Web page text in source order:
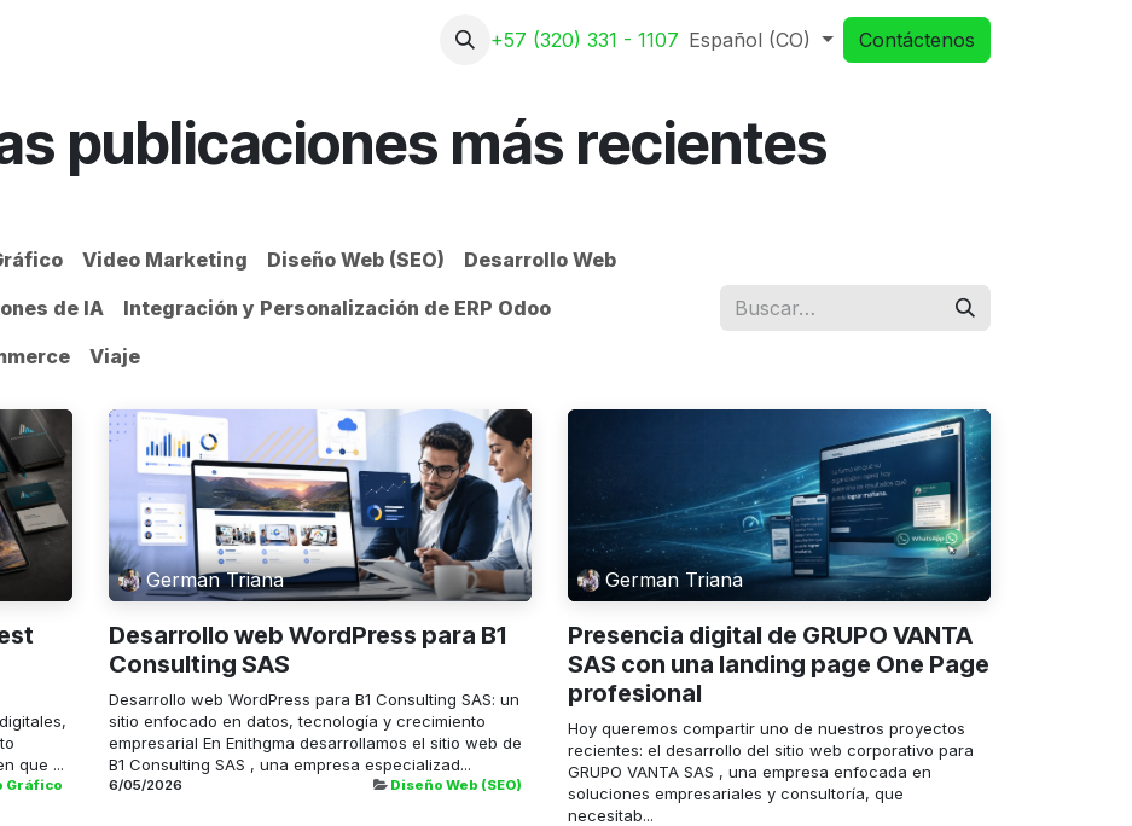
+57 (320) 331 - 1107 Español (CO) Contáctenos
publicaciones más recientes
Video Marketing Diseño Web (SEO)
Desarrollo Web
de IA
Integración y Personalización de ERP Odoo
Viaje
que ...
Gráfico
German Triana
Desarrollo web WordPress para B1
Consulting SAS
Desarrollo web WordPress para B1 Consulting SAS: un
sitio enfocado en datos, tecnología y crecimiento
empresarial En Enithgma desarrollamos el sitio web de
B1 Consulting SAS , una empresa especializad...
6/05/2026 Diseño Web (SEO)
German Triana
Presencia digital de GRUPO VANTA
SAS con una landing page One Page
profesional
Hoy queremos compartir uno de nuestros proyectos
recientes: el desarrollo del sitio web corporativo para
GRUPO VANTA SAS , una empresa enfocada en
soluciones empresariales y consultoría, que
necesitab...